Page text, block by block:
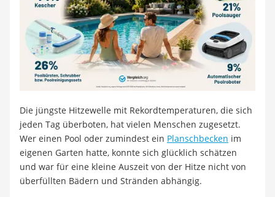
Die jüngste Hitzewelle mit Rekordtemperaturen, die sich
jeden Tag überboten, hat vielen Menschen zugesetzt.
Wer einen Pool oder zumindest ein Planschbecken im
eigenen Garten hatte, konnte sich glücklich schätzen
und war für eine kleine Auszeit von der Hitze nicht von
überfüllten Bädern und Stränden abhängig.